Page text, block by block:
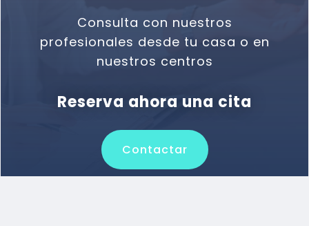
Consulta con nuestros
profesionales desde tu casa o en
nuestros centros
Reserva ahora una cita
Contactar